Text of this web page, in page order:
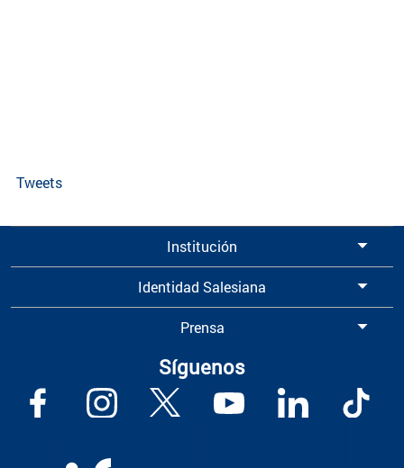
Tweets
Institución
Identidad Salesiana
Prensa
Síguenos